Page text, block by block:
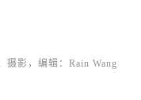
摄影，编辑：Rain Wang